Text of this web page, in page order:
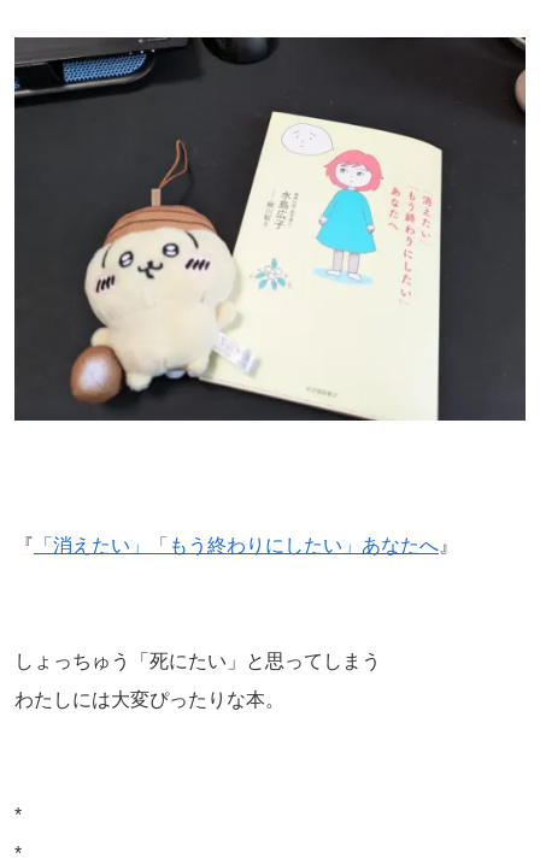
『 「消えたい」「もう終わりにしたい」あなたへ 』
しょっちゅう「死にたい」と思ってしまう
わたしには大変ぴったりな本。
*
*